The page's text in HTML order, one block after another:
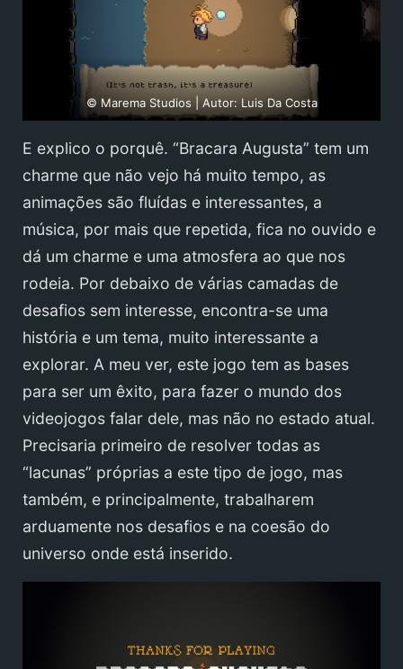
© Marema Studios | Autor: Luis Da Costa
E explico o porquê. “Bracara Augusta” tem um
charme que não vejo há muito tempo, as
animações são fluídas e interessantes, a
música, por mais que repetida, fica no ouvido e
dá um charme e uma atmosfera ao que nos
rodeia. Por debaixo de várias camadas de
desafios sem interesse, encontra-se uma
história e um tema, muito interessante a
explorar. A meu ver, este jogo tem as bases
para ser um êxito, para fazer o mundo dos
videojogos falar dele, mas não no estado atual.
Precisaria primeiro de resolver todas as
“lacunas” próprias a este tipo de jogo, mas
também, e principalmente, trabalharem
arduamente nos desafios e na coesão do
universo onde está inserido.